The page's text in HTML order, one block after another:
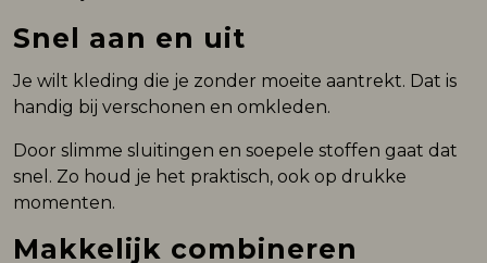
Snel aan en uit
Je wilt kleding die je zonder moeite aantrekt. Dat is
handig bij verschonen en omkleden.
Door slimme sluitingen en soepele stoffen gaat dat
snel. Zo houd je het praktisch, ook op drukke
momenten.
Makkelijk combineren